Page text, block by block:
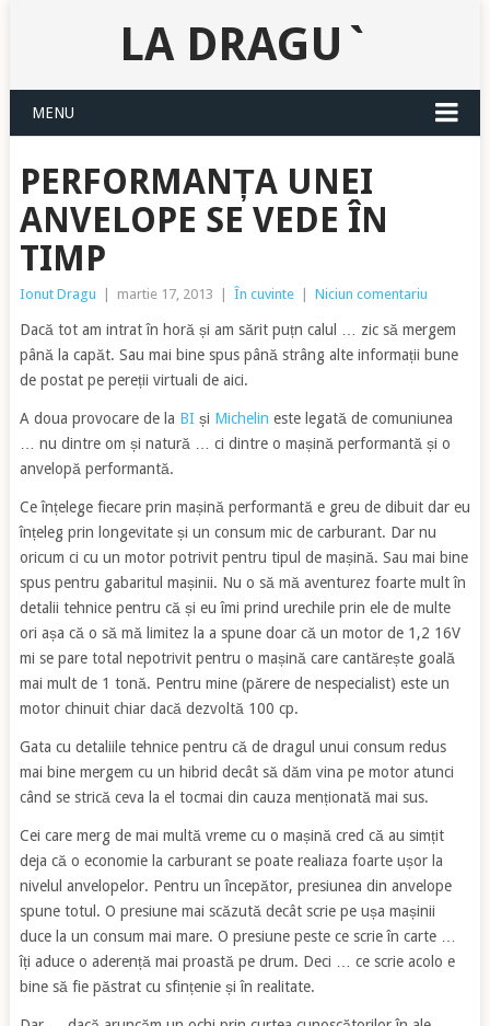
LA DRAGU`
MENU
PERFORMANȚA UNEI
ANVELOPE SE VEDE ÎN
TIMP
Ionut Dragu martie 17, 2013 În cuvinte Niciun comentariu
Dacă tot am intrat în horă și am sărit puțn calul … zic să mergem
până la capăt. Sau mai bine spus până strâng alte informații bune
de postat pe pereții virtuali de aici.
A doua provocare de la BIși Michelin este legată de comuniunea
… nu dintre om și natură … ci dintre o mașină performantă și o
anvelopă performantă.
Ce înțelege fiecare prin mașină performantă e greu de dibuit dar eu
înțeleg prin longevitate și un consum mic de carburant. Dar nu
oricum ci cu un motor potrivit pentru tipul de mașină. Sau mai bine
spus pentru gabaritul mașinii. Nu o să mă aventurez foarte mult în
detalii tehnice pentru că și eu îmi prind urechile prin ele de multe
ori așa că o să mă limitez la a spune doar că un motor de 1,2 16V
mi se pare total nepotrivit pentru o mașină care cantărește goală
mai mult de 1 tonă. Pentru mine (părere de nespecialist) este un
motor chinuit chiar dacă dezvoltă 100 cp.
Gata cu detaliile tehnice pentru că de dragul unui consum redus
mai bine mergem cu un hibrid decât să dăm vina pe motor atunci
când se strică ceva la el tocmai din cauza menționată mai sus.
Cei care merg de mai multă vreme cu o mașină cred că au simțit
deja că o economie la carburant se poate realiaza foarte ușor la
nivelul anvelopelor. Pentru un începător, presiunea din anvelope
spune totul. O presiune mai scăzută decât scrie pe ușa mașinii
duce la un consum mai mare. O presiune peste ce scrie în carte …
îți aduce o aderență mai proastă pe drum. Deci … ce scrie acolo e
bine să fie păstrat cu sfințenie și în realitate.